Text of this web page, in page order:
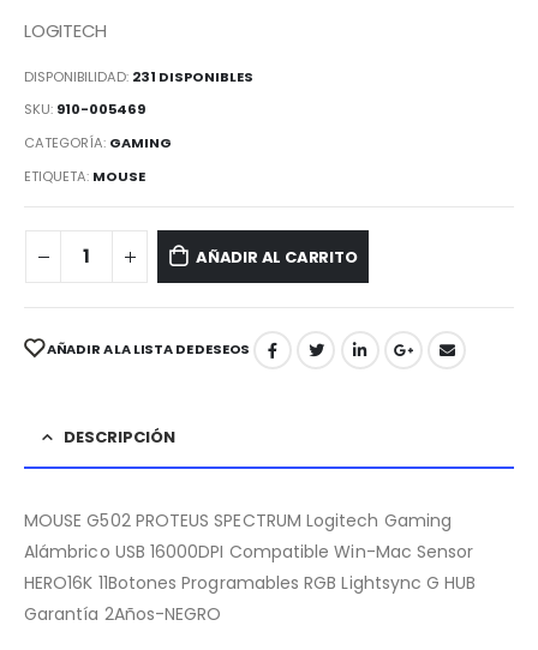
LOGITECH
DISPONIBILIDAD: 231 DISPONIBLES
SKU: 910-005469
CATEGORÍA: GAMING
ETIQUETA: MOUSE
AÑADIR AL CARRITO
AÑADIR A LA LISTA DE DESEOS
DESCRIPCIÓN
MOUSE G502 PROTEUS SPECTRUM Logitech Gaming
Alámbrico USB 16000DPI Compatible Win-Mac Sensor
HERO16K 11Botones Programables RGB Lightsync G HUB
Garantía 2Años-NEGRO